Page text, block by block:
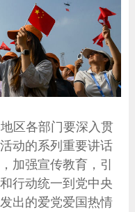
区各部门要深入贯
动的系列重要讲话
加强宣传教育，引
行动统一到党中央
出的爱党爱国热情